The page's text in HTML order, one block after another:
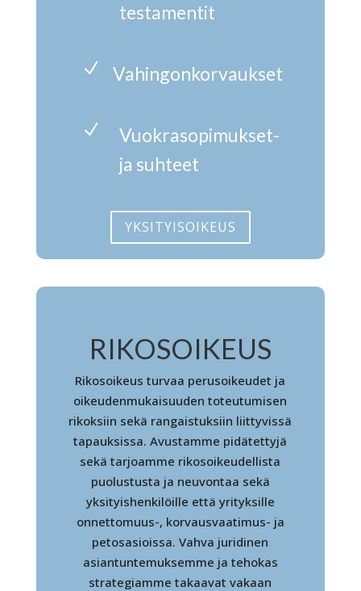
testamentit
N Vahingonkorvaukset
N
Vuokrasopimukset-
ja suhteet
YKSITYISOIKEUS
RIKOSOIKEUS
Rikosoikeus turvaa perusoikeudet ja
oikeudenmukaisuuden toteutumisen
rikoksiin sekä rangaistuksiin liittyvissä
tapauksissa. Avustamme pidätettyjä
sekä tarjoamme rikosoikeudellista
puolustusta ja neuvontaa sekä
yksityishenkilöille että yrityksille
onnettomuus-, korvausvaatimus- ja
petosasioissa. Vahva juridinen
asiantuntemuksemme ja tehokas
strategiamme takaavat vakaan